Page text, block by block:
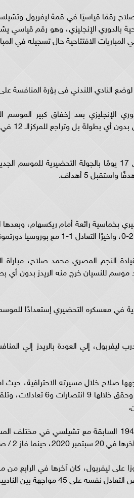
بالدوري الإنجليزي، وهو رقم قياسي
الافتتاحية حال تسجيله في
النادي اللندني فى بؤرة المنافسة
النجم المصري محمد صلاح، مباراة
للنسيان خرج منه الريدز بدون أي
إلي العودة بالريدز إلي
على 45 مواجهة بين الناديين.